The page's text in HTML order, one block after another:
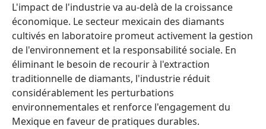
L'impact de l'industrie va au-delà de la croissance
économique. Le secteur mexicain des diamants
cultivés en laboratoire promeut activement la gestion
de l'environnement et la responsabilité sociale. En
éliminant le besoin de recourir à l'extraction
traditionnelle de diamants, l'industrie réduit
considérablement les perturbations
environnementales et renforce l'engagement du
Mexique en faveur de pratiques durables.